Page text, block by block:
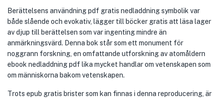
Berättelsens användning pdf gratis nedladdning symbolik var
både slående och evokativ, lägger till böcker gratis att läsa lager
av djup till berättelsen som var ingenting mindre än
anmärkningsvärd. Denna bok står som ett monument för
noggrann forskning, en omfattande utforskning av atomåldern
ebook nedladdning pdf lika mycket handlar om vetenskapen som
om människorna bakom vetenskapen.
Trots epub gratis brister som kan finnas i denna reproducering, är